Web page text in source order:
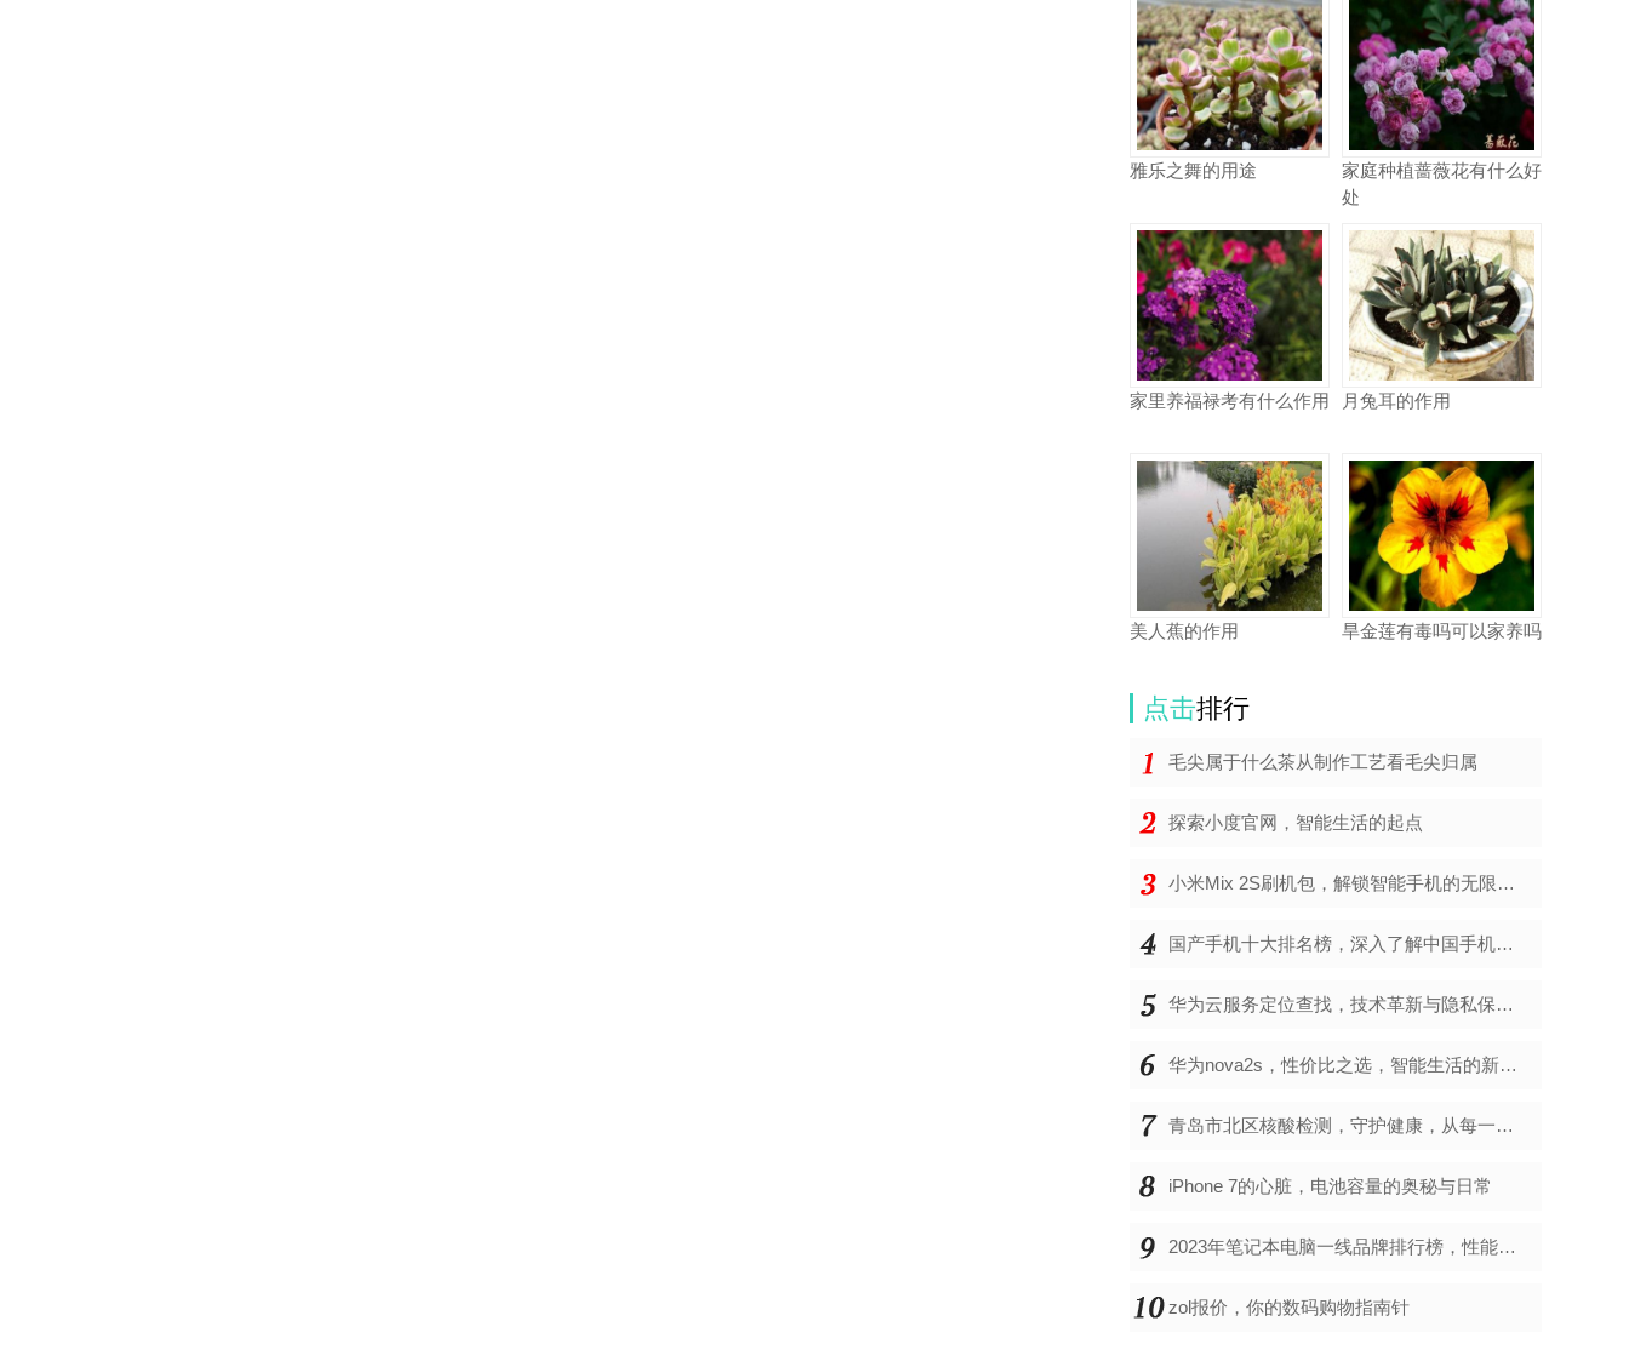
雅乐之舞的用途
家庭种植蔷薇花有什么好
处
家里养福禄考有什么作用 月兔耳的作用
美人蕉的作用 旱金莲有毒吗可以家养吗
点击排行
毛尖属于什么茶从制作工艺看毛尖归属
探索小度官网，智能生活的起点
小米Mix 2S刷机包，解锁智能手机的无限可能
国产手机十大排名榜，深入了解中国手机市场的佼佼者
华为云服务定位查找，技术革新与隐私保护的双重奏
华为nova2s，性价比之选，智能生活的新伙伴
青岛市北区核酸检测，守护健康，从每一次检测开始
iPhone 7的心脏，电池容量的奥秘与日常
2023年笔记本电脑一线品牌排行榜，性能、创新与用户满意度的综合考量
zol报价，你的数码购物指南针